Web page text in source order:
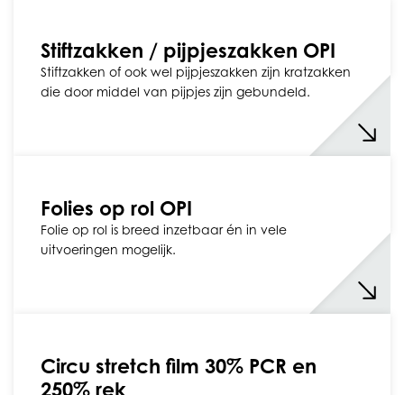
Stiftzakken / pijpjeszakken OPI
Stiftzakken of ook wel pijpjeszakken zijn kratzakken
die door middel van pijpjes zijn gebundeld.
Folies op rol OPI
Folie op rol is breed inzetbaar én in vele
uitvoeringen mogelijk.
Circu stretch film 30% PCR en
250% rek